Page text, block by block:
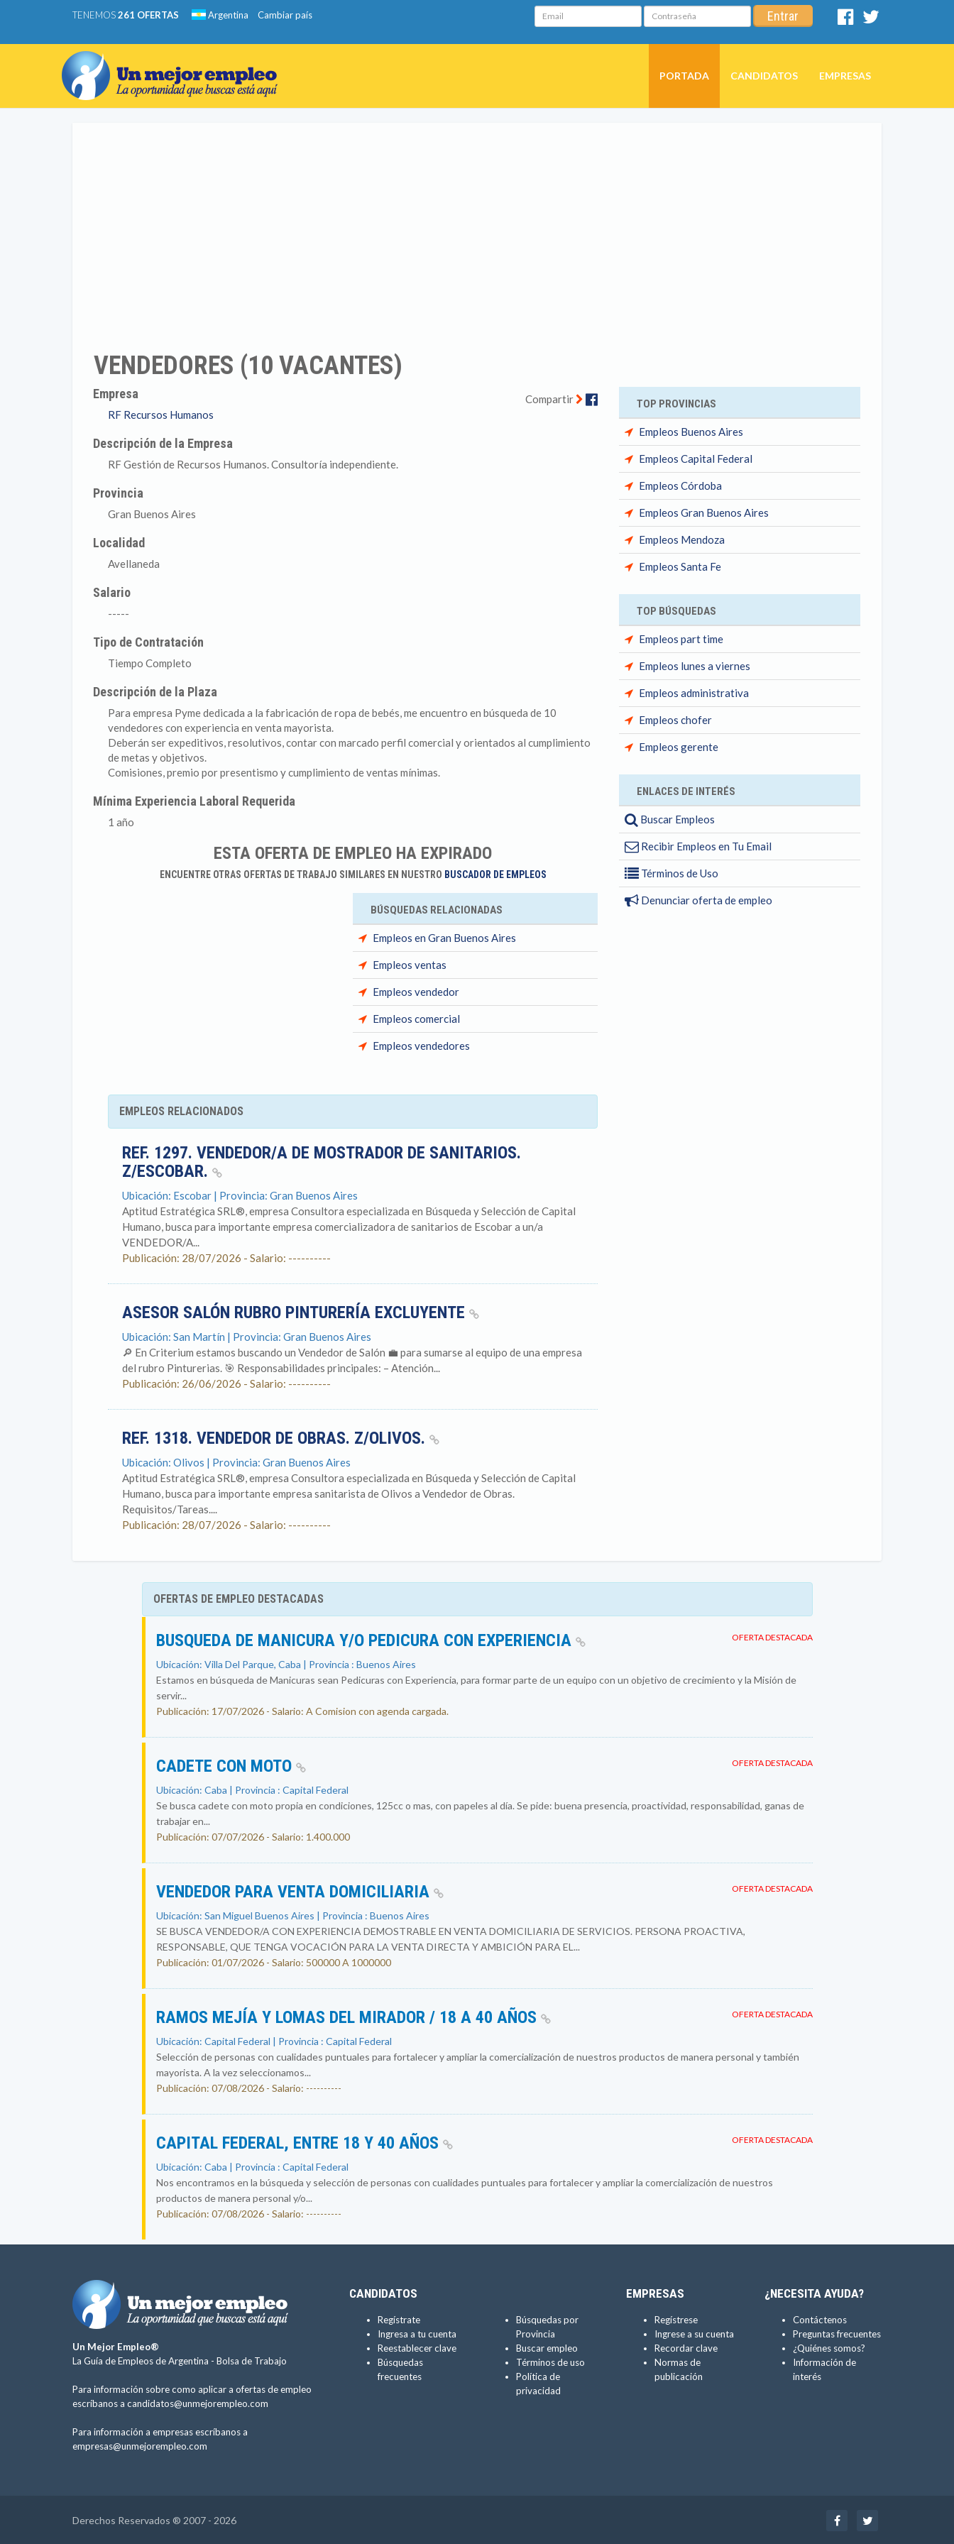
TENEMOS261 OFERTAS Argentina Cambiar país Email Contraseña Entrar
Facebook
PORTADA CANDIDATOS EMPRESAS
VENDEDORES (10 VACANTES)
Compartir Facebook
Empresa
RF Recursos Humanos
Descripción de la Empresa
RF Gestión de Recursos Humanos. Consultoría independiente.
Provincia
Gran Buenos Aires
Localidad
Avellaneda
Salario
-----
Tipo de Contratación
Tiempo Completo
Descripción de la Plaza
Para empresa Pyme dedicada a la fabricación de ropa de bebés, me encuentro en búsqueda de 10
vendedores con experiencia en venta mayorista.
Deberán ser expeditivos, resolutivos, contar con marcado perfil comercial y orientados al cumplimiento
de metas y objetivos.
Comisiones, premio por presentismo y cumplimiento de ventas mínimas.
Mínima Experiencia Laboral Requerida
1 año
ESTA OFERTA DE EMPLEO HA EXPIRADO
ENCUENTRE OTRAS OFERTAS DE TRABAJO SIMILARES EN NUESTRO BUSCADOR DE EMPLEOS
BÚSQUEDAS RELACIONADAS
Empleos en Gran Buenos Aires
Empleos ventas
Empleos vendedor
Empleos comercial
Empleos vendedores
EMPLEOS RELACIONADOS
REF. 1297. VENDEDOR/A DE MOSTRADOR DE SANITARIOS.
Z/ESCOBAR.
Ubicación: Escobar | Provincia: Gran Buenos Aires
Aptitud Estratégica SRL®, empresa Consultora especializada en Búsqueda y Selección de Capital
Humano, busca para importante empresa comercializadora de sanitarios de Escobar a un/a
VENDEDOR/A...
Publicación: 28/07/2026 - Salario: ----------
ASESOR SALÓN RUBRO PINTURERÍA EXCLUYENTE
Ubicación: San Martín | Provincia: Gran Buenos Aires
🔎 En Criterium estamos buscando un Vendedor de Salón 💼 para sumarse al equipo de una empresa
del rubro Pinturerias. 🎯 Responsabilidades principales: – Atención...
Publicación: 26/06/2026 - Salario: ----------
REF. 1318. VENDEDOR DE OBRAS. Z/OLIVOS.
Ubicación: Olivos | Provincia: Gran Buenos Aires
Aptitud Estratégica SRL®, empresa Consultora especializada en Búsqueda y Selección de Capital
Humano, busca para importante empresa sanitarista de Olivos a Vendedor de Obras.
Requisitos/Tareas....
Publicación: 28/07/2026 - Salario: ----------
TOP PROVINCIAS
Empleos Buenos Aires
Empleos Capital Federal
Empleos Córdoba
Empleos Gran Buenos Aires
Empleos Mendoza
Empleos Santa Fe
TOP BÚSQUEDAS
Empleos part time
Empleos lunes a viernes
Empleos administrativa
Empleos chofer
Empleos gerente
ENLACES DE INTERÉS
Buscar Empleos
Recibir Empleos en Tu Email
Términos de Uso
Denunciar oferta de empleo
OFERTAS DE EMPLEO DESTACADAS
OFERTA DESTACADA
BUSQUEDA DE MANICURA Y/O PEDICURA CON EXPERIENCIA
Ubicación: Villa Del Parque, Caba | Provincia : Buenos Aires
Estamos en búsqueda de Manicuras sean Pedicuras con Experiencia, para formar parte de un equipo con un objetivo de crecimiento y la Misión de
servir...
Publicación: 17/07/2026 - Salario: A Comision con agenda cargada.
OFERTA DESTACADA
CADETE CON MOTO
Ubicación: Caba | Provincia : Capital Federal
Se busca cadete con moto propia en condiciones, 125cc o mas, con papeles al día. Se pide: buena presencia, proactividad, responsabilidad, ganas de
trabajar en...
Publicación: 07/07/2026 - Salario: 1.400.000
OFERTA DESTACADA
VENDEDOR PARA VENTA DOMICILIARIA
Ubicación: San Miguel Buenos Aires | Provincia : Buenos Aires
SE BUSCA VENDEDOR/A CON EXPERIENCIA DEMOSTRABLE EN VENTA DOMICILIARIA DE SERVICIOS. PERSONA PROACTIVA,
RESPONSABLE, QUE TENGA VOCACIÓN PARA LA VENTA DIRECTA Y AMBICIÓN PARA EL...
Publicación: 01/07/2026 - Salario: 500000 A 1000000
OFERTA DESTACADA
RAMOS MEJÍA Y LOMAS DEL MIRADOR / 18 A 40 AÑOS
Ubicación: Capital Federal | Provincia : Capital Federal
Selección de personas con cualidades puntuales para fortalecer y ampliar la comercialización de nuestros productos de manera personal y también
mayorista. A la vez seleccionamos...
Publicación: 07/08/2026 - Salario: ----------
OFERTA DESTACADA
CAPITAL FEDERAL, ENTRE 18 Y 40 AÑOS
Ubicación: Caba | Provincia : Capital Federal
Nos encontramos en la búsqueda y selección de personas con cualidades puntuales para fortalecer y ampliar la comercialización de nuestros
productos de manera personal y/o...
Publicación: 07/08/2026 - Salario: ----------
Un Mejor Empleo®
La Guía de Empleos de Argentina - Bolsa de Trabajo
Para información sobre como aplicar a ofertas de empleo
escríbanos a candidatos@unmejorempleo.com
Para información a empresas escríbanos a
empresas@unmejorempleo.com
CANDIDATOS
Regístrate
Ingresa a tu cuenta
Reestablecer clave
Búsquedas
frecuentes
Búsquedas por
Provincia
Buscar empleo
Términos de uso
Política de
privacidad
EMPRESAS
Regístrese
Ingrese a su cuenta
Recordar clave
Normas de
publicación
¿NECESITA AYUDA?
Contáctenos
Preguntas frecuentes
¿Quiénes somos?
Información de
interés
Derechos Reservados ® 2007 - 2026 FacebookTwitter